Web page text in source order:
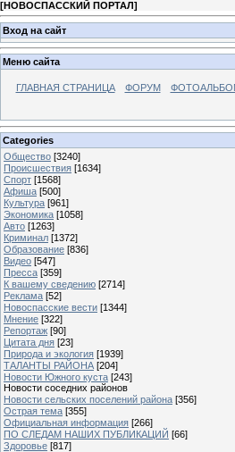
[НОВОСПАССКИЙ ПОРТАЛ]
Вход на сайт
Меню сайта
ГЛАВНАЯ СТРАНИЦА ФОРУМ
Categories
Общество [3240]
Происшествия [1634]
Спорт [1568]
Афиша [500]
Культура [961]
Экономика [1058]
Авто [1263]
Криминал [1372]
Образование [836]
Видео [547]
Пресса [359]
К вашему сведению [2714]
Реклама [52]
Новоспасские вести [1344]
Мнение [322]
Репортаж [90]
Цитата дня [23]
Природа и экология [1939]
ТАЛАНТЫ РАЙОНА [204]
Новости Южного куста [243]
Новости соседних районов
Новости сельских поселений района [356]
Острая тема [355]
Официальная информация [266]
ПО СЛЕДАМ НАШИХ ПУБЛИКАЦИЙ [66]
Здоровье [817]